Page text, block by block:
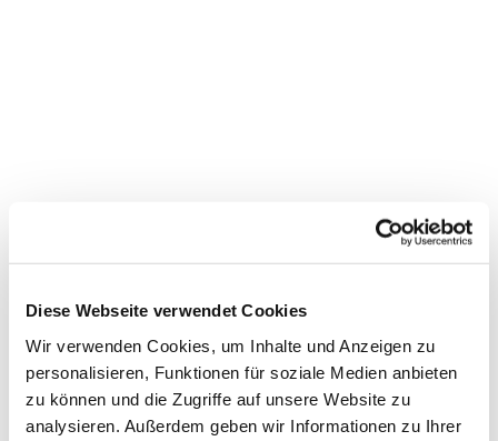
Diese Webseite verwendet Cookies
Wir verwenden Cookies, um Inhalte und Anzeigen zu
personalisieren, Funktionen für soziale Medien anbieten
zu können und die Zugriffe auf unsere Website zu
analysieren. Außerdem geben wir Informationen zu Ihrer